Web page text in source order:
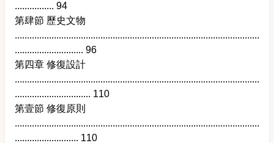
................ 94
第肆節 歷史文物
....................................................................................................
............................ 96
第四章 修復設計
....................................................................................................
............................... 110
第壹節 修復原則
....................................................................................................
.......................... 110